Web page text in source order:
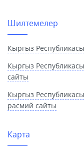
Шилтемелер
Кыргыз
Кыргыз
сайты
Кыргыз
расмий сайты
Карта